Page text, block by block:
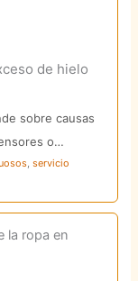
de hielo
sobre causas
o…
,servicio